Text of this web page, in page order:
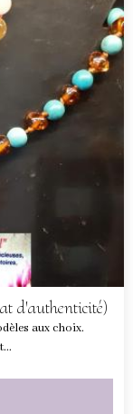
d'authenticité)
aux choix.